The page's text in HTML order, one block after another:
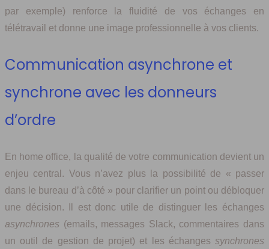
par exemple) renforce la fluidité de vos échanges en
télétravail et donne une image professionnelle à vos clients.
Communication asynchrone et
synchrone avec les donneurs
d’ordre
En home office, la qualité de votre communication devient un
enjeu central. Vous n’avez plus la possibilité de « passer
dans le bureau d’à côté » pour clarifier un point ou débloquer
une décision. Il est donc utile de distinguer les échanges
asynchrones (emails, messages Slack, commentaires dans
un outil de gestion de projet) et les échanges synchrones